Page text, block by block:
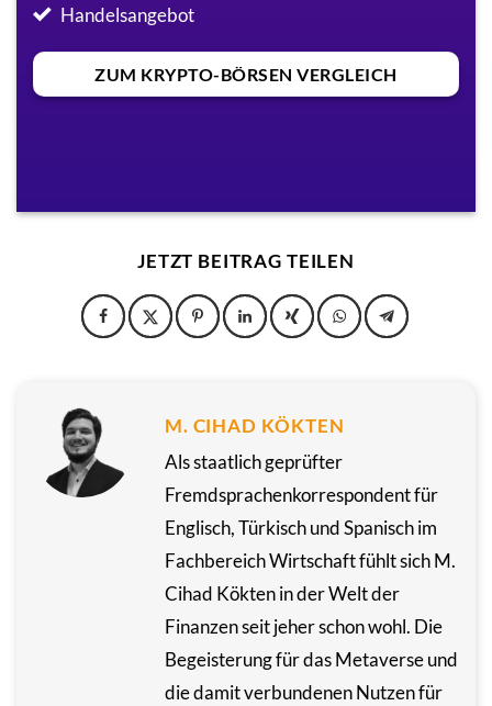
Handelsangebot
ZUM KRYPTO-BÖRSEN VERGLEICH
JETZT BEITRAG TEILEN
M. CIHAD KÖKTEN
Als staatlich geprüfter
Fremdsprachenkorrespondent für
Englisch, Türkisch und Spanisch im
Fachbereich Wirtschaft fühlt sich M.
Cihad Kökten in der Welt der
Finanzen seit jeher schon wohl. Die
Begeisterung für das Metaverse und
die damit verbundenen Nutzen für